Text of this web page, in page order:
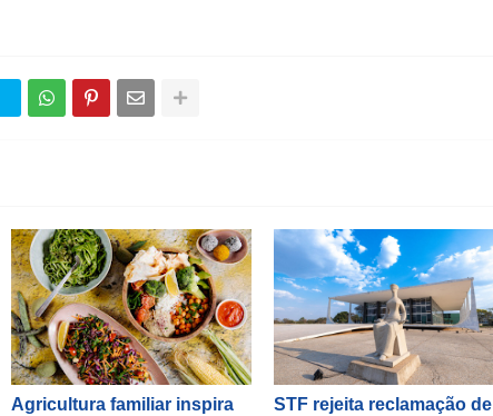
Agricultura familiar inspira
STF rejeita reclamação de